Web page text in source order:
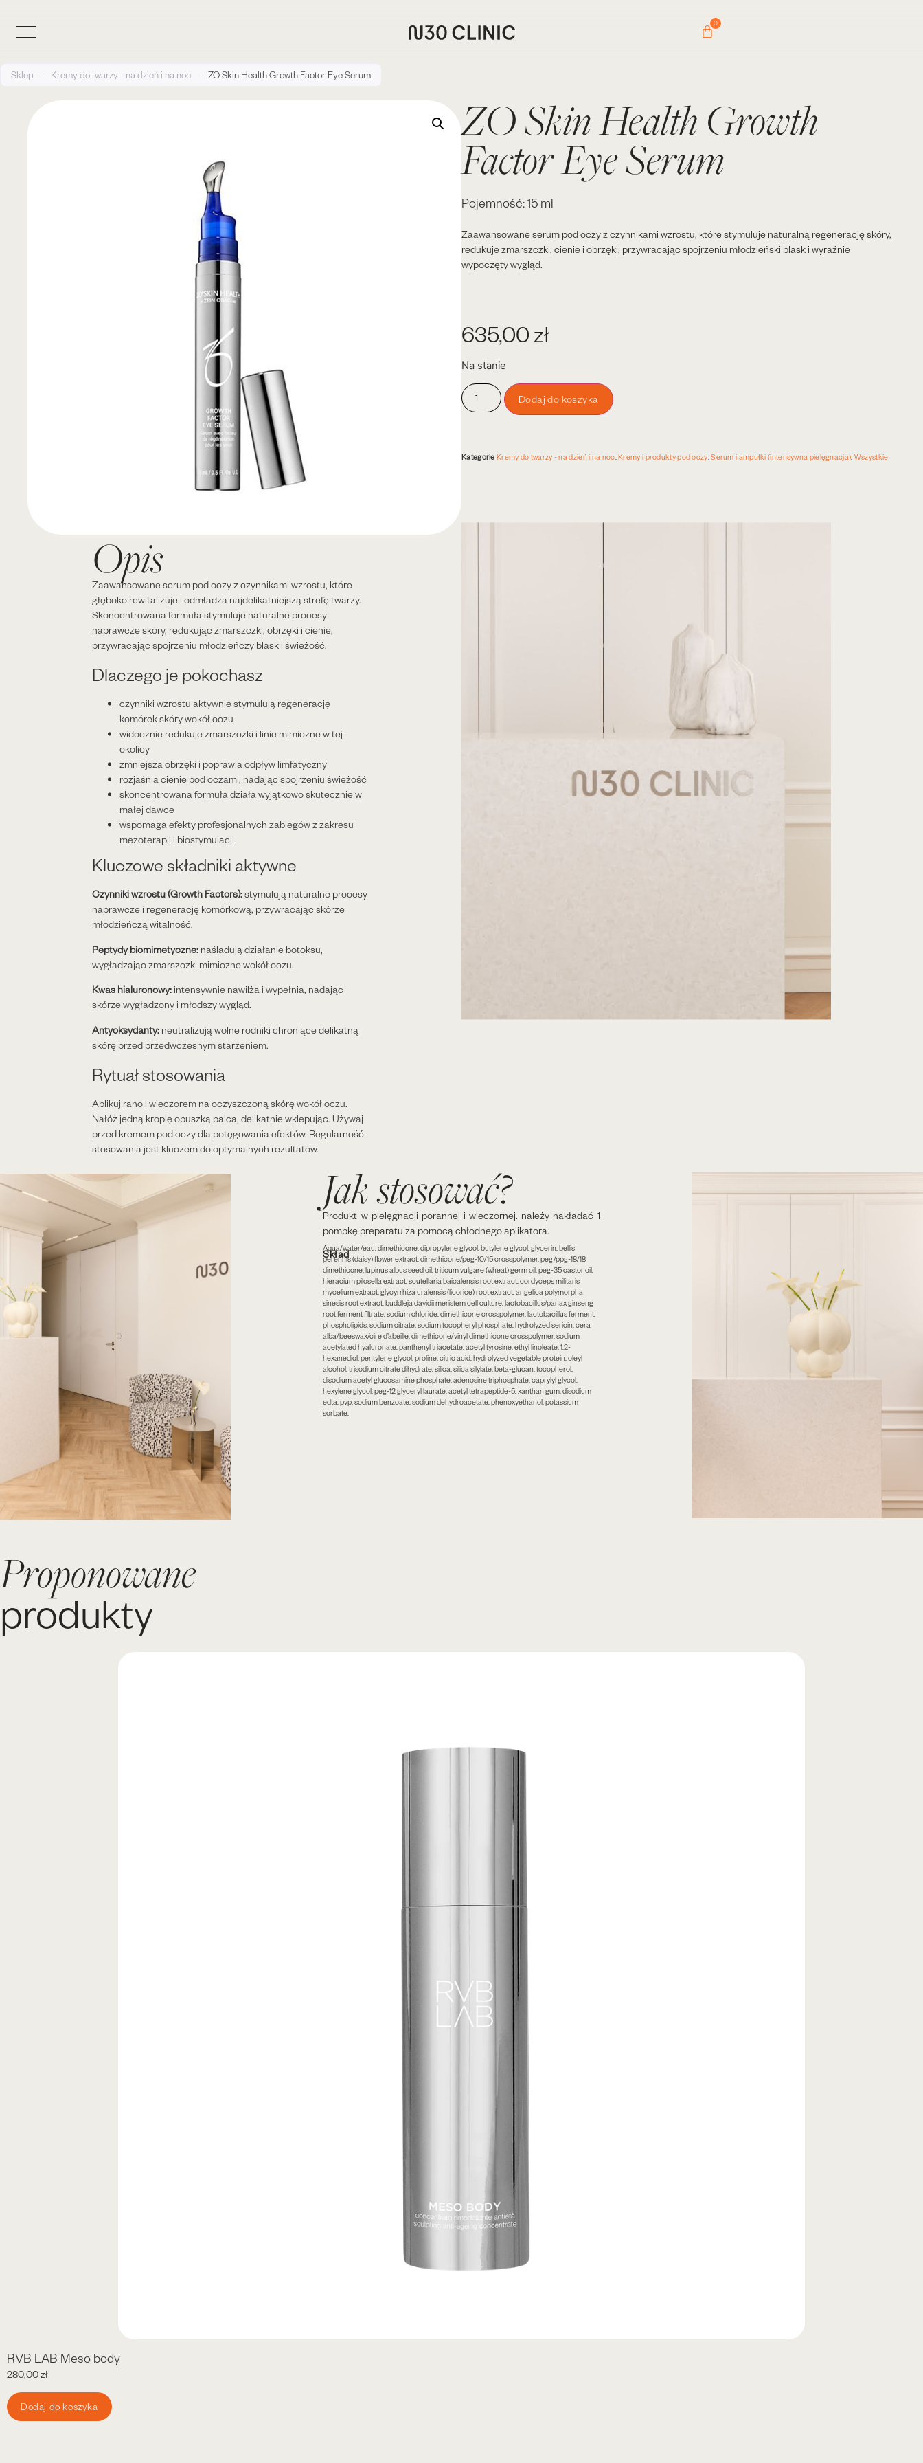
0
Sklep - Kremy do twarzy - na dzień i na noc - ZO Skin Health Growth Factor Eye Serum
ZO Skin Health Growth
Factor Eye Serum
Pojemność: 15 ml
Zaawansowane serum pod oczy z czynnikami wzrostu, które stymuluje naturalną regenerację skóry,
redukuje zmarszczki, cienie i obrzęki, przywracając spojrzeniu młodzieński blask i wyraźnie
wypoczęty wygląd.
635,00zł
Na stanie
Dodaj do koszyka
Kategorie Kremy do twarzy - na dzień i na noc ,Kremy i produkty pod oczy ,Serum i ampułki (intensywna pielęgnacja) Wszystkie
Opis
Zaawansowane serum pod oczy z czynnikami wzrostu, które
głęboko rewitalizuje i odmładza najdelikatniejszą strefę twarzy.
Skoncentrowana formuła stymuluje naturalne procesy
naprawcze skóry, redukując zmarszczki, obrzęki i cienie,
przywracając spojrzeniu młodzieńczy blask i świeżość.
Dlaczego je pokochasz
czynniki wzrostu aktywnie stymulują regenerację
komórek skóry wokół oczu
widocznie redukuje zmarszczki i linie mimiczne w tej
okolicy
zmniejsza obrzęki i poprawia odpływ limfatyczny
rozjaśnia cienie pod oczami, nadając spojrzeniu świeżość
skoncentrowana formuła działa wyjątkowo skutecznie w
małej dawce
wspomaga efekty profesjonalnych zabiegów z zakresu
mezoterapii i biostymulacji
Kluczowe składniki aktywne
Czynniki wzrostu (Growth Factors):stymulują naturalne procesy
naprawcze i regenerację komórkową, przywracając skórze
młodzieńczą witalność.
Peptydy biomimetyczne: naśladują działanie botoksu,
wygładzając zmarszczki mimiczne wokół oczu.
Kwas hialuronowy: intensywnie nawilża i wypełnia, nadając
skórze wygładzony i młodszy wygląd.
Antyoksydanty: neutralizują wolne rodniki chroniące delikatną
skórę przed przedwczesnym starzeniem.
Rytuał stosowania
Aplikuj rano i wieczorem na oczyszczoną skórę wokół oczu.
Nałóż jedną kroplę opuszką palca, delikatnie wklepując. Używaj
przed kremem pod oczy dla potęgowania efektów. Regularność
stosowania jest kluczem do optymalnych rezultatów.
Jak stosować?
Produkt w pielęgnacji porannej i wieczornej. należy nakładać 1
pompkę preparatu za pomocą chłodnego aplikatora.
Skład
Aqua/water/eau, dimethicone, dipropylene glycol, butylene glycol, glycerin, bellis
perennis (daisy) flower extract, dimethicone/peg-10/15 crosspolymer, peg/ppg-18/18
dimethicone, lupinus albus seed oil, triticum vulgare (wheat) germ oil, peg-35 castor oil,
hieracium pilosella extract, scutellaria baicalensis root extract, cordyceps militaris
mycelium extract, glycyrrhiza uralensis (licorice) root extract, angelica polymorpha
sinesis root extract, buddleja davidii meristem cell culture, lactobacillus/panax ginseng
root ferment filtrate, sodium chloride, dimethicone crosspolymer, lactobacillus ferment,
phospholipids, sodium citrate, sodium tocopheryl phosphate, hydrolyzed sericin, cera
alba/beeswax/cire d’abeille, dimethicone/vinyl dimethicone crosspolymer, sodium
acetylated hyaluronate, panthenyl triacetate, acetyl tyrosine, ethyl linoleate, 1,2-
hexanediol, pentylene glycol, proline, citric acid, hydrolyzed vegetable protein, oleyl
alcohol, trisodium citrate dihydrate, silica, silica silylate, beta-glucan, tocopherol,
disodium acetyl glucosamine phosphate, adenosine triphosphate, caprylyl glycol,
hexylene glycol, peg-12 glyceryl laurate, acetyl tetrapeptide-5, xanthan gum, disodium
edta, pvp, sodium benzoate, sodium dehydroacetate, phenoxyethanol, potassium
sorbate.
Proponowane
produkty
RVB LAB Meso body
280,00zł
Dodaj do koszyka